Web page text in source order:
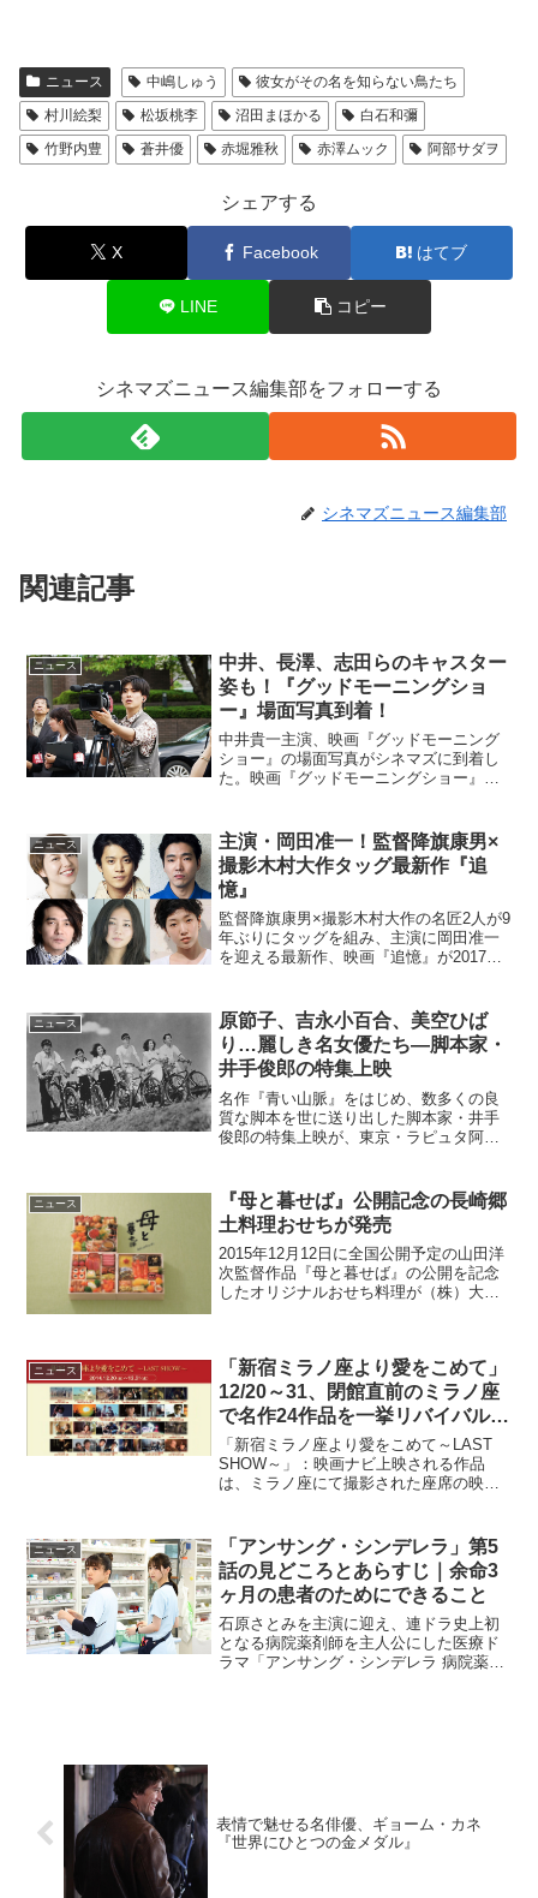
ニュース 中嶋しゅう
彼女がその名を知らない鳥たち
村川絵梨
松坂桃李 沼田まほかる
白石和彌
竹野内豊
蒼井優 赤堀雅秋 赤澤ムック 阿部サダヲ
シェアする
X Facebook はてブ
LINE コピー
シネマズニュース編集部をフォローする
シネマズニュース編集部
関連記事
ニュース
中井、長澤、志田らのキャスター
姿も！『グッドモーニングショ
ー』場面写真到着！
中井貴一主演、映画『グッドモーニング
ショー』の場面写真がシネマズに到着し
た。映画『グッドモーニングショー』場
のメインキャスター。ある日、勝手に付
き合っていると思い込...
ニュース
主演・岡田准一！監督降旗康男×
撮影木村大作タッグ最新作『追
憶』
監督降旗康男×撮影木村大作の名匠2人が9
年ぶりにタッグを組み、主演に岡田准一
を迎える最新作、映画『追憶』が2017年
一！映画『追憶』富山県警捜査一課の四
方篤（岡田准一...
ニュース
原節子、吉永小百合、美空ひば
り…麗しき名女優たち―脚本家・
井手俊郎の特集上映
名作『青い山脈』をはじめ、数多くの良
質な脚本を世に送り出した脚本家・井手
俊郎の特集上映が、東京・ラピュタ阿佐
ター女優たちの華やかで繊細な演技の
数々脚本家・井手俊...
ニュース
『母と暮せば』公開記念の長崎郷
土料理おせちが発売
2015年12月12日に全国公開予定の山田洋
次監督作品『母と暮せば』の公開を記念
したオリジナルおせち料理が（株）大丸
21,60...
ニュース
「新宿ミラノ座より愛をこめて」
12/20～31、閉館直前のミラノ座
で名作24作品を一挙リバイバル上
映！
「新宿ミラノ座より愛をこめて～LAST
SHOW～」：映画ナビ上映される作品
は、ミラノ座にて撮影された座席の映像
を筆頭に、『E.T. 』『マトリックス』
『セーラー...
ニュース
「アンサング・シンデレラ」第5
話の見どころとあらすじ｜余命3
ヶ月の患者のためにできること
石原さとみを主演に迎え、連ドラ史上初
となる病院薬剤師を主人公にした医療ド
ラマ「アンサング・シンデレラ 病院薬剤
表情で魅せる名俳優、ギョーム・カネ
『世界にひとつの金メダル』